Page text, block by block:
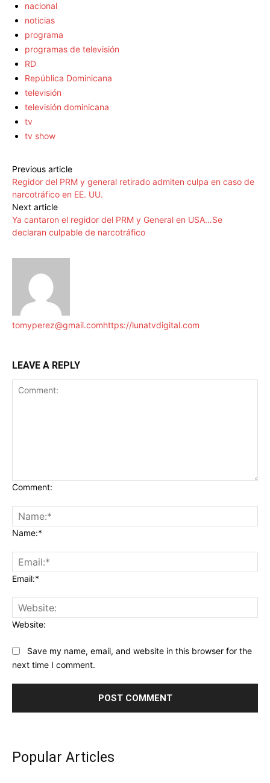
nacional
noticias
programa
programas de televisión
RD
República Dominicana
televisión
televisión dominicana
tv
tv show
Previous article
Regidor del PRM y general retirado admiten culpa en caso de
narcotráfico en EE. UU.
Next article
Ya cantaron el regidor del PRM y General en USA…Se
declaran culpable de narcotráfico
tomyperez@gmail.comhttps://lunatvdigital.com
LEAVE A REPLY
Comment:
Name:*
Email:*
Website:
Save my name, email, and website in this browser for the
next time I comment.
Popular Articles